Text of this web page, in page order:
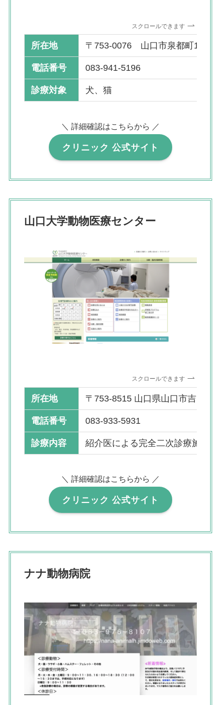
スクロールできます
所在地 〒753-0076 山口市泉都町12-22
電話番号 083-941-5196
診療対象 犬、猫
＼ 詳細確認はこちらから ／
クリニック 公式サイト
山口大学動物医療センター
スクロールできます
所在地 〒753-8515 山口県山口市吉田
電話番号 083-933-5931
診療内容 紹介医による完全二次診療施設
＼ 詳細確認はこちらから ／
クリニック 公式サイト
ナナ動物病院